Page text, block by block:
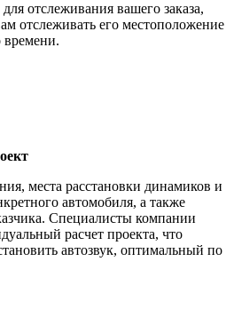
отслеживания вашего заказа,
отслеживать его местоположение
времени.
места расстановки динамиков и
автомобиля, а также
Специалисты компании
расчет проекта, что
автозвук, оптимальный по